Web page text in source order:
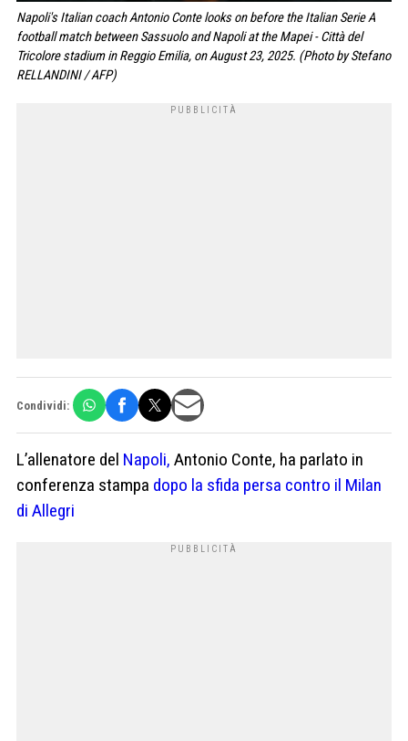
Napoli's Italian coach Antonio Conte looks on before the Italian Serie A
football match between Sassuolo and Napoli at the Mapei - Città del
Tricolore stadium in Reggio Emilia, on August 23, 2025. (Photo by Stefano
RELLANDINI / AFP)
Condividi:
L’allenatore del Napoli, Antonio Conte, ha parlato in
conferenza stampa dopo la sfida persa contro il Milan
di Allegri